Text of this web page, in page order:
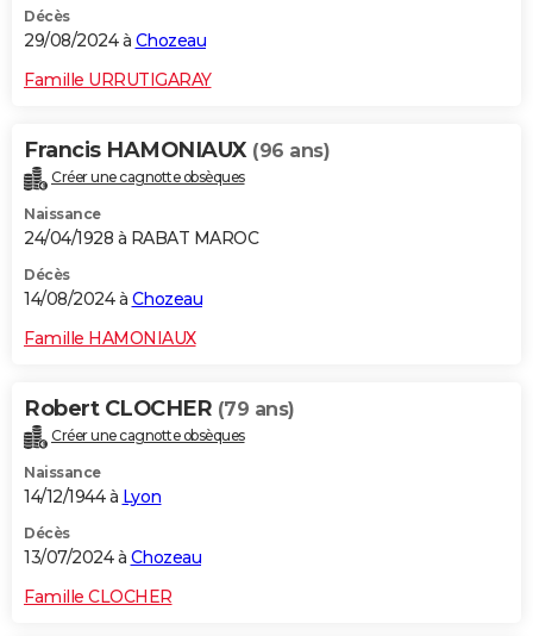
Décès
29/08/2024 à Chozeau
Famille URRUTIGARAY
Francis HAMONIAUX (96 ans)
Créer une cagnotte obsèques
Naissance
24/04/1928 à RABAT MAROC
Décès
14/08/2024 à Chozeau
Famille HAMONIAUX
Robert CLOCHER (79 ans)
Créer une cagnotte obsèques
Naissance
14/12/1944 à Lyon
Décès
13/07/2024 à Chozeau
Famille CLOCHER